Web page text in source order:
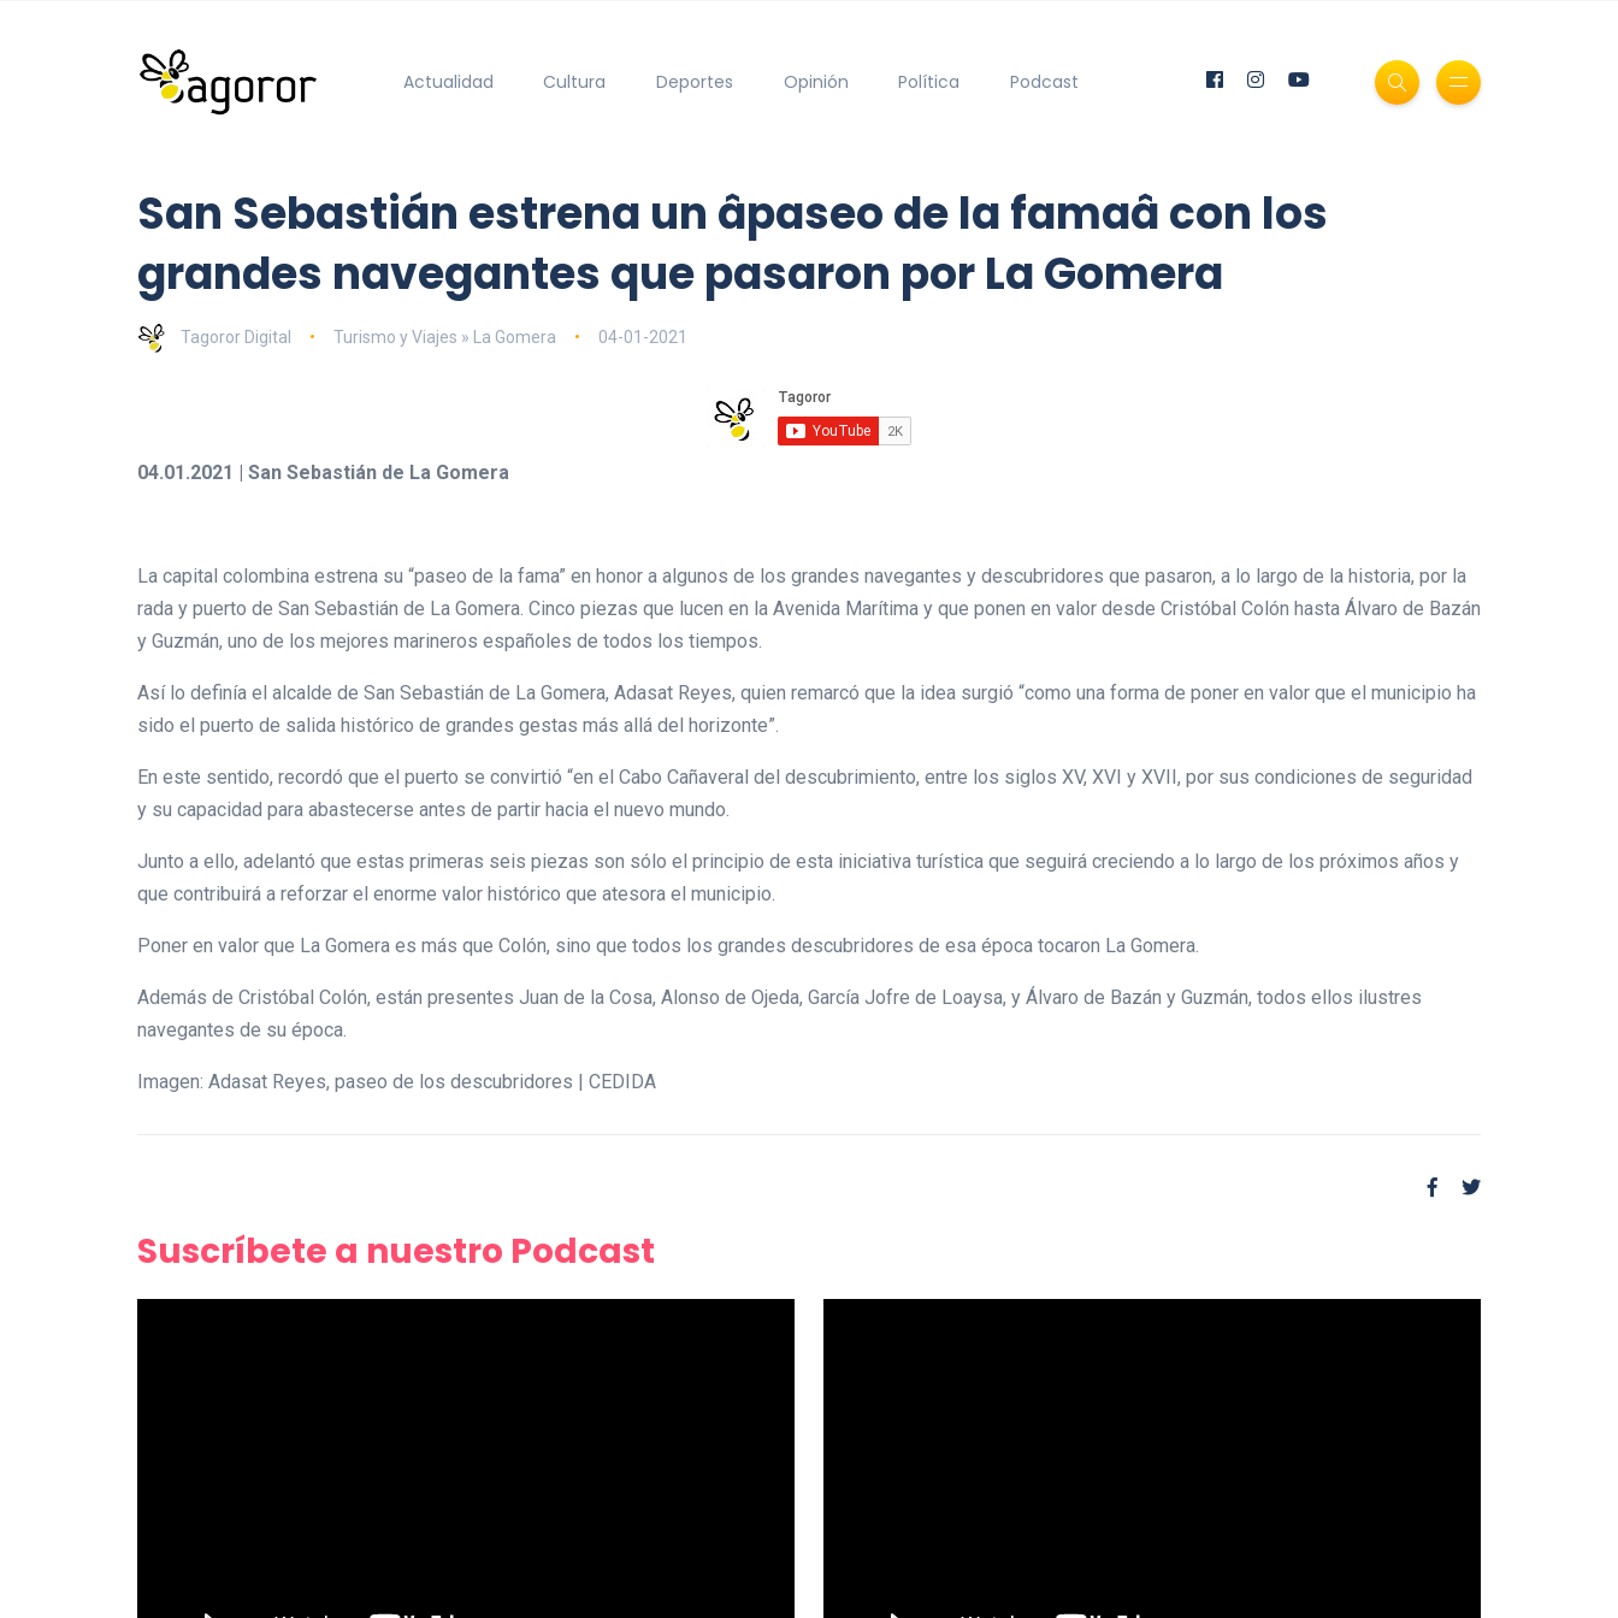
Actualidad Cultura Deportes Opinión Política Podcast
San Sebastián estrena un âpaseo de la famaâ con los
grandes navegantes que pasaron por La Gomera
Tagoror Digital Turismo y Viajes » La Gomera 04-01-2021
04.01.2021 | San Sebastián de La Gomera
La capital colombina estrena su “paseo de la fama” en honor a algunos de los grandes navegantes y descubridores que pasaron, a lo largo de la historia, por la
rada y puerto de San Sebastián de La Gomera. Cinco piezas que lucen en la Avenida Marítima y que ponen en valor desde Cristóbal Colón hasta Álvaro de Bazán
y Guzmán, uno de los mejores marineros españoles de todos los tiempos.
Así lo definía el alcalde de San Sebastián de La Gomera, Adasat Reyes, quien remarcó que la idea surgió “como una forma de poner en valor que el municipio ha
sido el puerto de salida histórico de grandes gestas más allá del horizonte”.
En este sentido, recordó que el puerto se convirtió “en el Cabo Cañaveral del descubrimiento, entre los siglos XV, XVI y XVII, por sus condiciones de seguridad
y su capacidad para abastecerse antes de partir hacia el nuevo mundo.
Junto a ello, adelantó que estas primeras seis piezas son sólo el principio de esta iniciativa turística que seguirá creciendo a lo largo de los próximos años y
que contribuirá a reforzar el enorme valor histórico que atesora el municipio.
Poner en valor que La Gomera es más que Colón, sino que todos los grandes descubridores de esa época tocaron La Gomera.
Además de Cristóbal Colón, están presentes Juan de la Cosa, Alonso de Ojeda, García Jofre de Loaysa, y Álvaro de Bazán y Guzmán, todos ellos ilustres
navegantes de su época.
Imagen: Adasat Reyes, paseo de los descubridores | CEDIDA
Suscríbete a nuestro Podcast